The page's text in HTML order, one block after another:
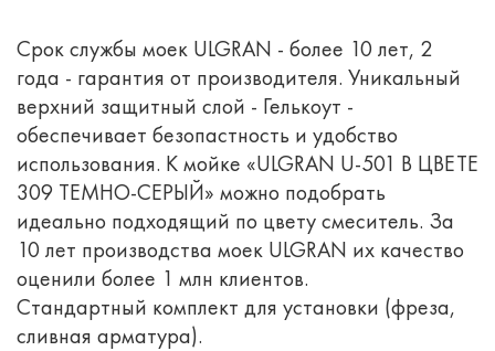
Срок службы моек ULGRAN - более 10 лет, 2
года - гарантия от производителя. Уникальный
верхний защитный слой - Гелькоут -
обеспечивает безопастность и удобство
использования. К мойке «ULGRAN U-501 В ЦВЕТЕ
309 ТЕМНО-СЕРЫЙ» можно подобрать
идеально подходящий по цвету смеситель. За
10 лет производства моек ULGRAN их качество
оценили более 1 млн клиентов.
Стандартный комплект для установки (фреза,
сливная арматура).